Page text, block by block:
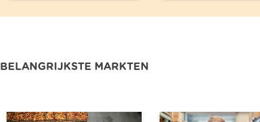
BELANGRIJKSTE MARKTEN